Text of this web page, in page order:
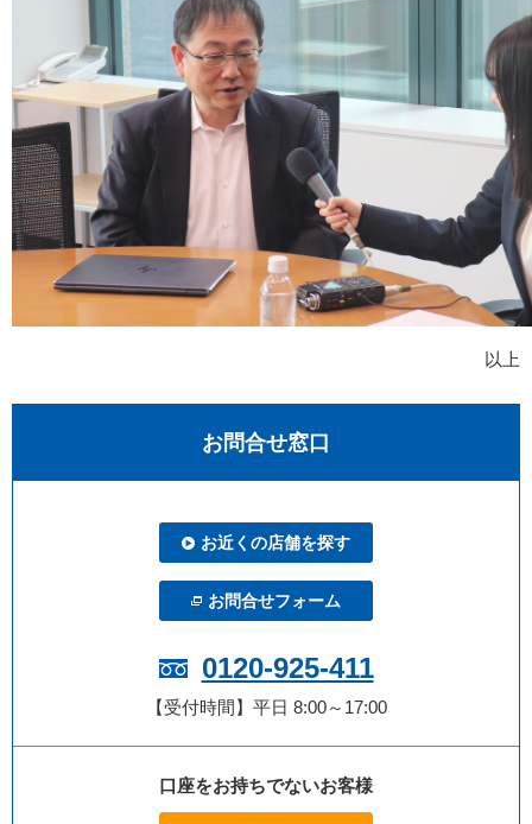
以上
お問合せ窓口
お近くの店舗を探す
お問合せフォーム
0120-925-411
【受付時間】平日 8:00～17:00
口座をお持ちでないお客様